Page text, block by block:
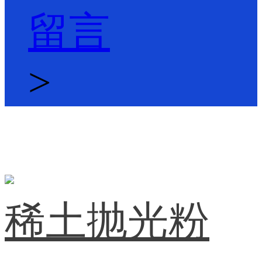
留言
>
稀土抛光粉